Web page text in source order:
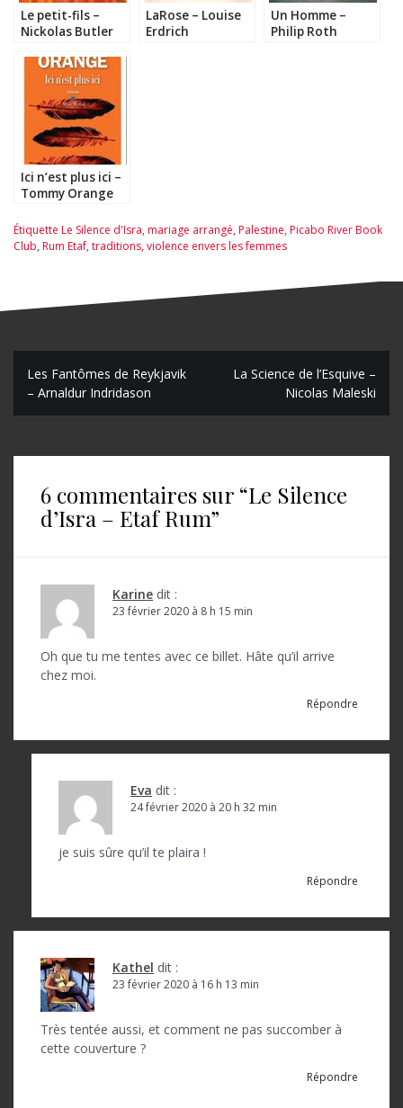
Le petit-fils –
Nickolas Butler
LaRose – Louise
Erdrich
Un Homme –
Philip Roth
Ici n’est plus ici –
Tommy Orange
Étiquette Le Silence d'Isra,mariage arrangé,Palestine,Picabo River Book
Club,Rum Etaf,traditions,violence envers les femmes
N
a
l
Les Fantômes de Reykjavik
– Arnaldur Indridason
La Science de l’Esquive –
Nicolas Maleski
6 commentaires sur “Le Silence
d’Isra – Etaf Rum”
Karine dit :
23 février 2020 à 8 h 15 min
Oh que tu me tentes avec ce billet. Hâte qu’il arrive
chez moi.
Répondre
Eva dit :
24 février 2020 à 20 h 32 min
je suis sûre qu’il te plaira !
Répondre
Kathel dit :
23 février 2020 à 16 h 13 min
Très tentée aussi, et comment ne pas succomber à
cette couverture ?
Répondre